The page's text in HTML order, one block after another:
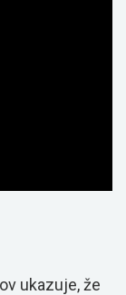
ukazuje, že